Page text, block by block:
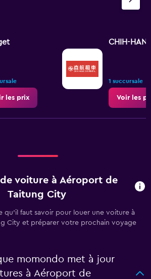
les prix
CHIH-
1 succursale
Voir les
voiture à Aéroport de
Taitung City
qu’il faut savoir pour louer une voiture à
City et préparer votre prochain voyage
momondo met à jour
à Aéroport de